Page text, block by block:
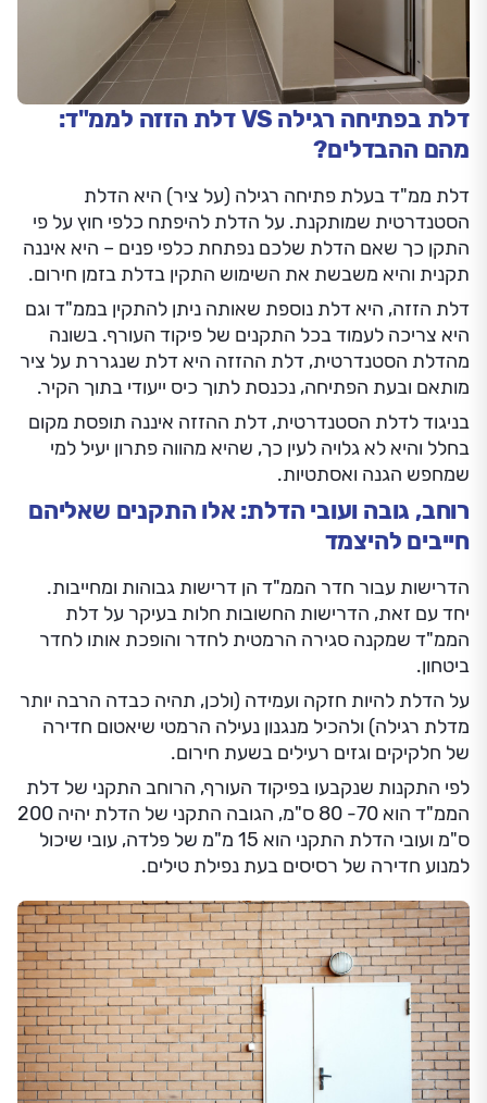
דלת בפתיחה רגילה VS דלת הזזה לממ"ד:
מהם ההבדלים?
דלת ממ"ד בעלת פתיחה רגילה (על ציר) היא הדלת
הסטנדרטית שמותקנת. על הדלת להיפתח כלפי חוץ על פי
התקן כך שאם הדלת שלכם נפתחת כלפי פנים – היא איננה
תקנית והיא משבשת את השימוש התקין בדלת בזמן חירום.
דלת הזזה, היא דלת נוספת שאותה ניתן להתקין בממ"ד וגם
היא צריכה לעמוד בכל התקנים של פיקוד העורף. בשונה
מהדלת הסטנדרטית, דלת ההזזה היא דלת שנגררת על ציר
מותאם ובעת הפתיחה, נכנסת לתוך כיס ייעודי בתוך הקיר.
בניגוד לדלת הסטנדרטית, דלת ההזזה איננה תופסת מקום
בחלל והיא לא גלויה לעין כך, שהיא מהווה פתרון יעיל למי
שמחפש הגנה ואסתטיות.
רוחב, גובה ועובי הדלת: אלו התקנים שאליהם
חייבים להיצמד
הדרישות עבור חדר הממ"ד הן דרישות גבוהות ומחייבות.
יחד עם זאת, הדרישות החשובות חלות בעיקר על דלת
הממ"ד שמקנה סגירה הרמטית לחדר והופכת אותו לחדר
ביטחון.
על הדלת להיות חזקה ועמידה (ולכן, תהיה כבדה הרבה יותר
מדלת רגילה) ולהכיל מנגנון נעילה הרמטי שיאטום חדירה
של חלקיקים וגזים רעילים בשעת חירום.
לפי התקנות שנקבעו בפיקוד העורף, הרוחב התקני של דלת
הממ"ד הוא 70- 80 ס"מ, הגובה התקני של הדלת יהיה 200
ס"מ ועובי הדלת התקני הוא 15 מ"מ של פלדה, עובי שיכול
למנוע חדירה של רסיסים בעת נפילת טילים.